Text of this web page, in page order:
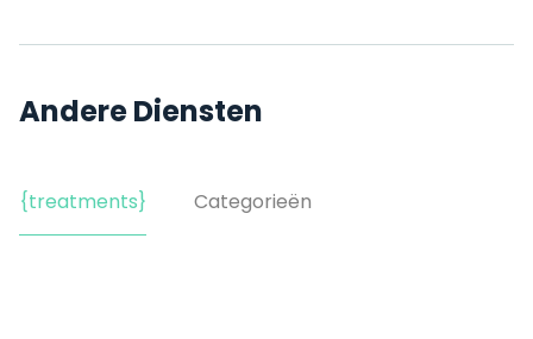
Andere Diensten
{treatments} Categorieën